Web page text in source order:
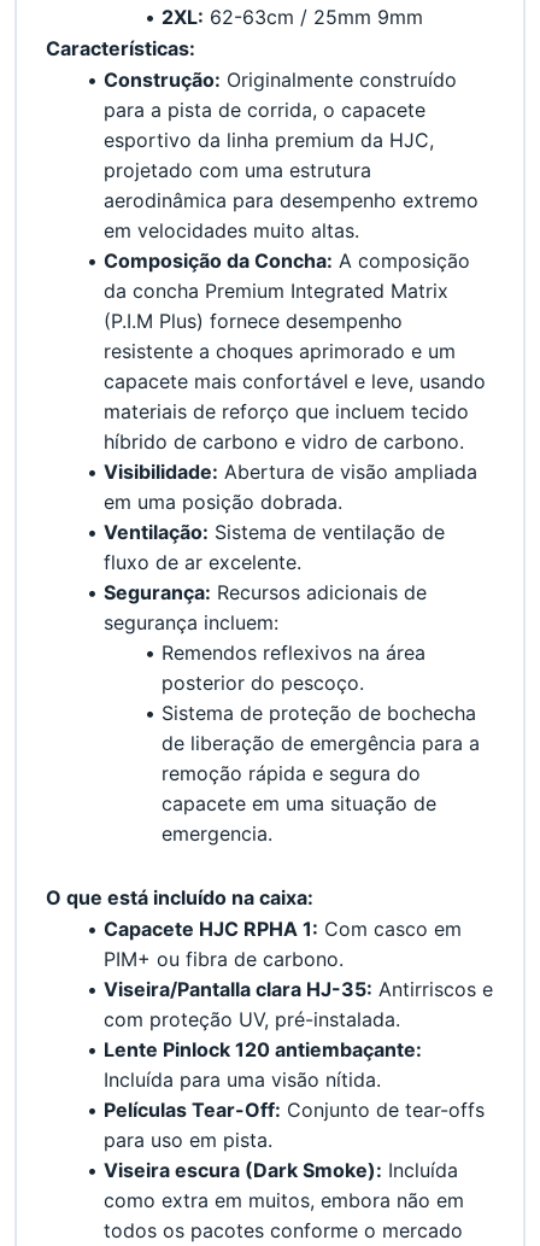
2XL: 62-63cm / 25mm 9mm
Características:
Construção: Originalmente construído
para a pista de corrida, o capacete
esportivo da linha premium da HJC,
projetado com uma estrutura
aerodinâmica para desempenho extremo
em velocidades muito altas.
Composição da Concha: A composição
da concha Premium Integrated Matrix
(P.I.M Plus) fornece desempenho
resistente a choques aprimorado e um
capacete mais confortável e leve, usando
materiais de reforço que incluem tecido
híbrido de carbono e vidro de carbono.
Visibilidade: Abertura de visão ampliada
em uma posição dobrada.
Ventilação: Sistema de ventilação de
fluxo de ar excelente.
Segurança: Recursos adicionais de
segurança incluem:
Remendos reflexivos na área
posterior do pescoço.
Sistema de proteção de bochecha
de liberação de emergência para a
remoção rápida e segura do
capacete em uma situação de
emergencia.
﻿O que está incluído na caixa:
Capacete HJC RPHA 1: Com casco em
PIM+ ou fibra de carbono.
Viseira/Pantalla clara HJ-35: Antirriscos e
com proteção UV, pré-instalada.
Lente Pinlock 120 antiembaçante:
Incluída para uma visão nítida.
Películas Tear-Off: Conjunto de tear-offs
para uso em pista.
Viseira escura (Dark Smoke): Incluída
como extra em muitos, embora não em
todos os pacotes conforme o mercado